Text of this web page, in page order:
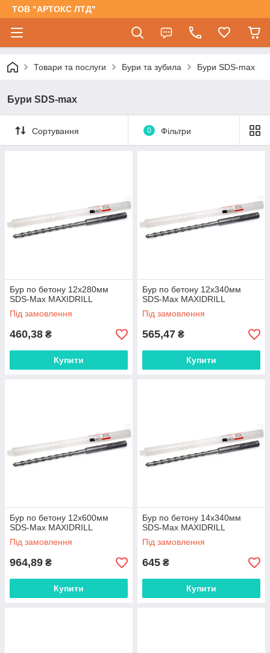
ТОВ "АРТОКС ЛТД"
Товари та послуги Бури та зубила Бури SDS-max
Бури SDS-max
Сортування 0 Фільтри
Бур по бетону 12x280мм
SDS-Max MAXIDRILL
Під замовлення
460,38 ₴
Купити
Бур по бетону 12x340мм
SDS-Max MAXIDRILL
Під замовлення
565,47 ₴
Купити
Бур по бетону 12x600мм
SDS-Max MAXIDRILL
Під замовлення
964,89 ₴
Купити
Бур по бетону 14x340мм
SDS-Max MAXIDRILL
Під замовлення
645 ₴
Купити